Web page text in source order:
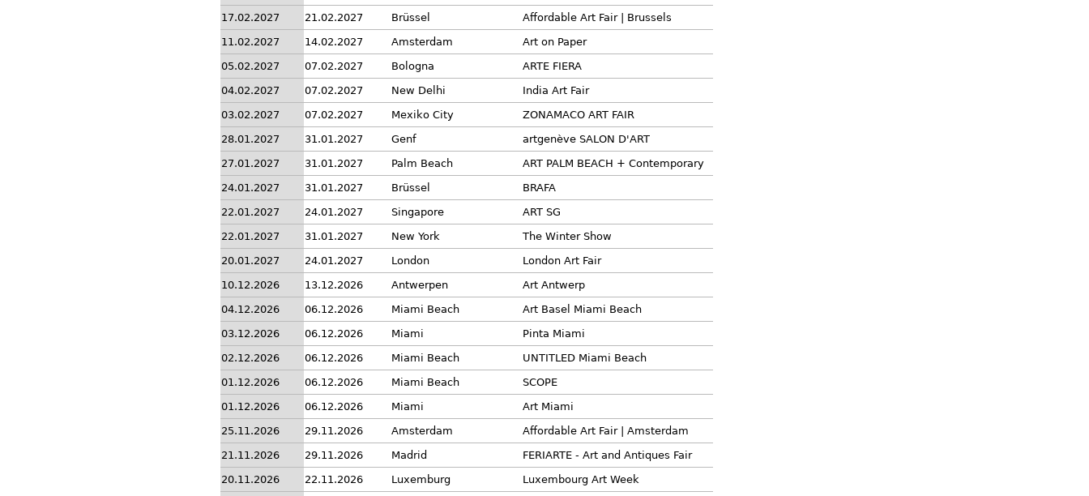
17.02.2027
21.02.2027 Brüssel
Affordable Art Fair | Brussels
11.02.2027
14.02.2027 Amsterdam
Art on Paper
05.02.2027
07.02.2027 Bologna
ARTE FIERA
04.02.2027
07.02.2027 New Delhi
India Art Fair
03.02.2027
07.02.2027 Mexiko City
ZONAMACO ART FAIR
28.01.2027
31.01.2027 Genf
artgenève SALON D'ART
27.01.2027
31.01.2027 Palm Beach
ART PALM BEACH + Contemporary
24.01.2027
31.01.2027 Brüssel
BRAFA
22.01.2027
24.01.2027 Singapore
ART SG
22.01.2027
31.01.2027 New York
The Winter Show
20.01.2027
24.01.2027 London
London Art Fair
10.12.2026
13.12.2026 Antwerpen
Art Antwerp
04.12.2026
06.12.2026 Miami Beach
Art Basel Miami Beach
03.12.2026
06.12.2026 Miami
Pinta Miami
02.12.2026
06.12.2026 Miami Beach
UNTITLED Miami Beach
01.12.2026
06.12.2026 Miami Beach
SCOPE
01.12.2026
06.12.2026 Miami
Art Miami
25.11.2026
29.11.2026 Amsterdam
Affordable Art Fair | Amsterdam
21.11.2026
29.11.2026 Madrid
FERIARTE - Art and Antiques Fair
20.11.2026
22.11.2026 Luxemburg
Luxembourg Art Week